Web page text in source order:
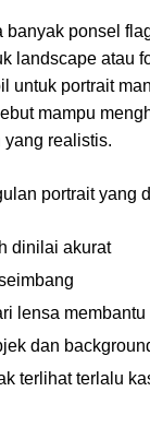
banyak ponsel
landscape atau
untuk portrait
mampu
yang realistis.
portrait yang
dinilai akurat
lensa
dan
terlihat terlalu